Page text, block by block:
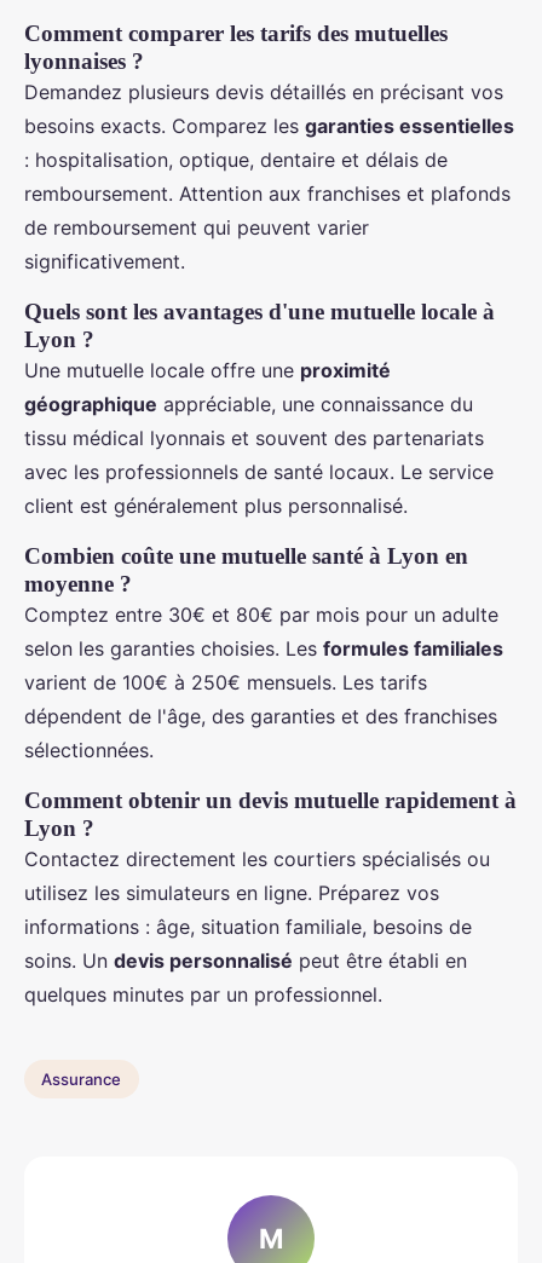
Comment comparer les tarifs des mutuelles
lyonnaises ?
Demandez plusieurs devis détaillés en précisant vos
besoins exacts. Comparez les garanties essentielles
: hospitalisation, optique, dentaire et délais de
remboursement. Attention aux franchises et plafonds
de remboursement qui peuvent varier
significativement.
Quels sont les avantages d'une mutuelle locale à
Lyon ?
Une mutuelle locale offre une proximité
géographique appréciable, une connaissance du
tissu médical lyonnais et souvent des partenariats
avec les professionnels de santé locaux. Le service
client est généralement plus personnalisé.
Combien coûte une mutuelle santé à Lyon en
moyenne ?
Comptez entre 30€ et 80€ par mois pour un adulte
selon les garanties choisies. Les formules familiales
varient de 100€ à 250€ mensuels. Les tarifs
dépendent de l'âge, des garanties et des franchises
sélectionnées.
Comment obtenir un devis mutuelle rapidement à
Lyon ?
Contactez directement les courtiers spécialisés ou
utilisez les simulateurs en ligne. Préparez vos
informations : âge, situation familiale, besoins de
soins. Un devis personnalisé peut être établi en
quelques minutes par un professionnel.
Assurance
M